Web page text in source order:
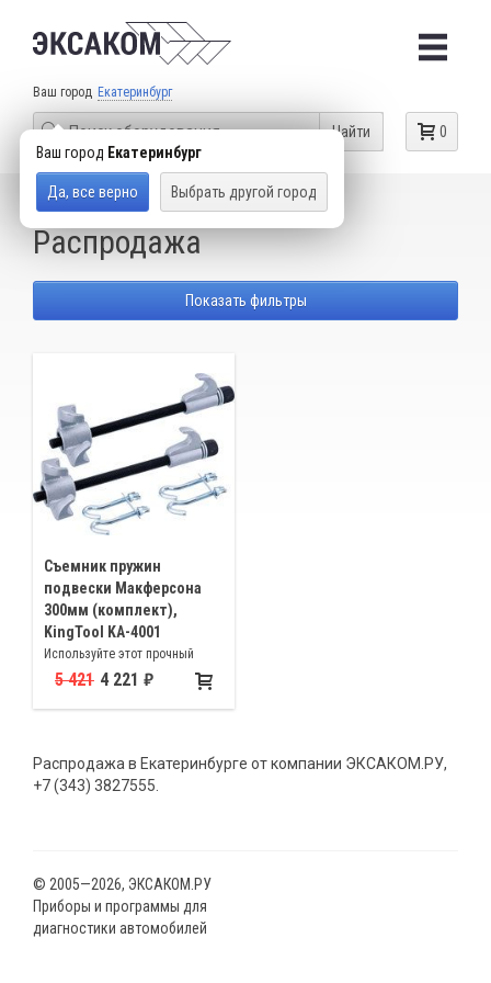
Ваш город Екатеринбург
Ваш город Екатеринбург
Да, все верно Выбрать другой город
0
Найти
КАТАЛОГ ТОВАРОВ HONDA
Распродажа
Показать фильтры
Cъемник пружин
подвески Макферсона
300мм (комплект),
KingTool KA-4001
Используйте этот прочный
инструмент для быстрой и
прутка пружины < 5/8"
5 421 4 221
Распродажа в Екатеринбурге от компании ЭКСАКОМ.РУ,
+7 (343) 3827555.
© 2005—2026, ЭКСАКОМ.РУ
Приборы и программы для
диагностики автомобилей